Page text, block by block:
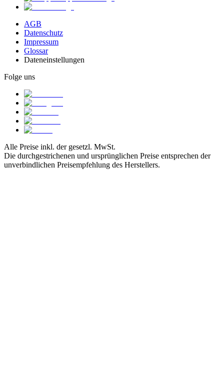
AGB
Datenschutz
Impressum
Glossar
Dateneinstellungen
Folge uns
Alle Preise inkl. der gesetzl. MwSt.
Die durchgestrichenen und ursprünglichen Preise entsprechen der
unverbindlichen Preisempfehlung des Herstellers.